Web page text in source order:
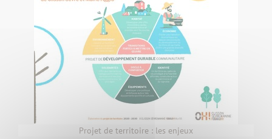
Projet de territoire : les enjeux